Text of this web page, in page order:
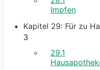
Impfen
Kapitel 29: Für zu
3
29.1